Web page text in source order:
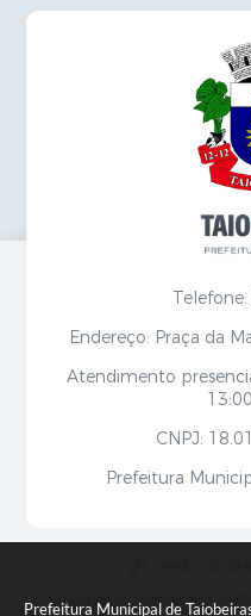
Prefeitura Municipal de
Endereço: Praça da
Atendimento
CNPJ:
Prefeitura
Portal atualizado em:
06/